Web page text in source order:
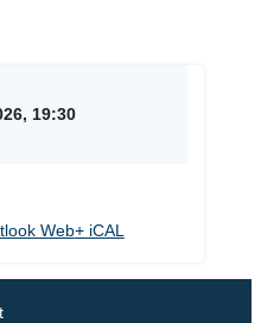
19:30
Web+ iCAL